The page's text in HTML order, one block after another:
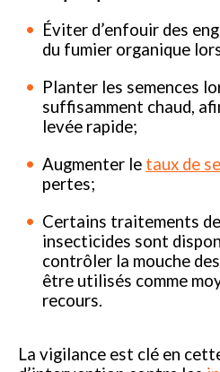
Éviter d’enfouir des
du fumier organique
Planter les semences
suffisamment chaud,
levée rapide;
Augmenter le taux de
pertes;
Certains traitements
insecticides sont
contrôler la mouche
être utilisés comme
recours.
La vigilance est clé en